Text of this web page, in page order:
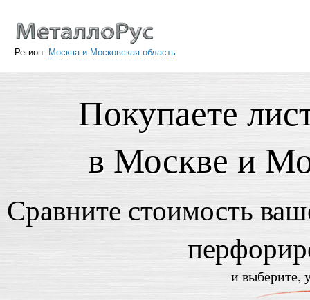
Регион: Москва и Московская область
Покупаете
в Москве и
Сравните стоимость
и выберите,